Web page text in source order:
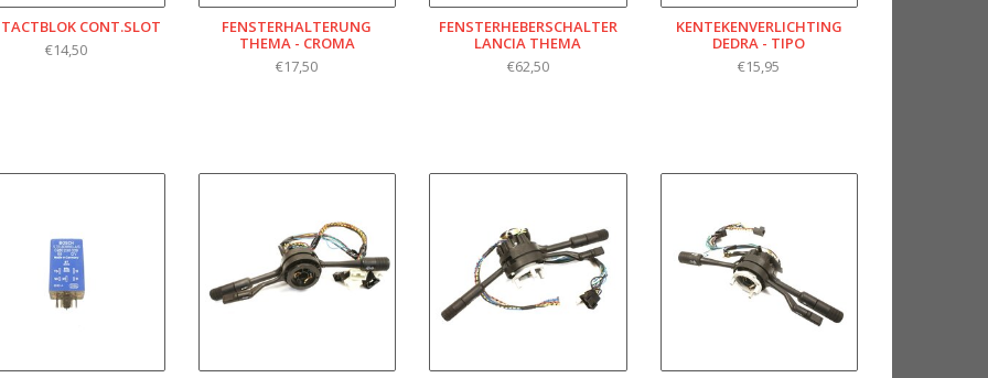
CONT.SLOT
€14,50
FENSTERHALTERUNG
THEMA - CROMA
€17,50
FENSTERHEBERSCHALTER
LANCIA THEMA
€62,50
KENTEKENVERLICHTING
DEDRA - TIPO
€15,95